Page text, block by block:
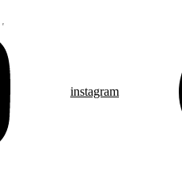
instagram